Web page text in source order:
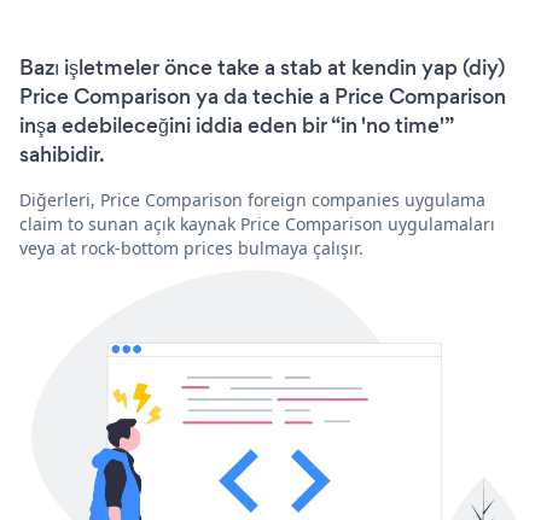
Bazı işletmeler önce take a stab at kendin yap (diy)
Price Comparison ya da techie a Price Comparison
inşa edebileceğini iddia eden bir “in 'no time'”
sahibidir.
Diğerleri, Price Comparison foreign companies uygulama
claim to sunan açık kaynak Price Comparison uygulamaları
veya at rock-bottom prices bulmaya çalışır.